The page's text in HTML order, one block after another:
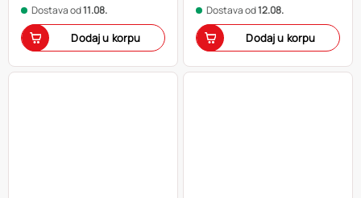
Dostava od11.08.
Dodaj u korpu
Dostava od12.08.
Dodaj u korpu